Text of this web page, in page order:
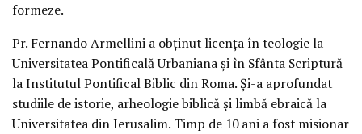
formeze.
Pr. Fernando Armellini a obținut licența în teologie la
Universitatea Pontificală Urbaniana și în Sfânta Scriptură
la Institutul Pontifical Biblic din Roma. Și-a aprofundat
studiile de istorie, arheologie biblică și limbă ebraică la
Universitatea din Ierusalim. Timp de 10 ani a fost misionar